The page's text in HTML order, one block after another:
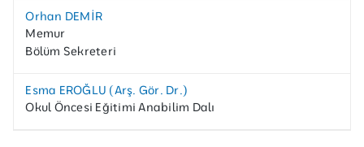
Orhan DEMİR
Memur
Bölüm Sekreteri
Esma EROĞLU (Arş. Gör. Dr.)
Okul Öncesi Eğitimi Anabilim Dalı